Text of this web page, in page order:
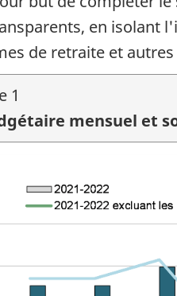
en isolant
de retraite et
1
mensuel et